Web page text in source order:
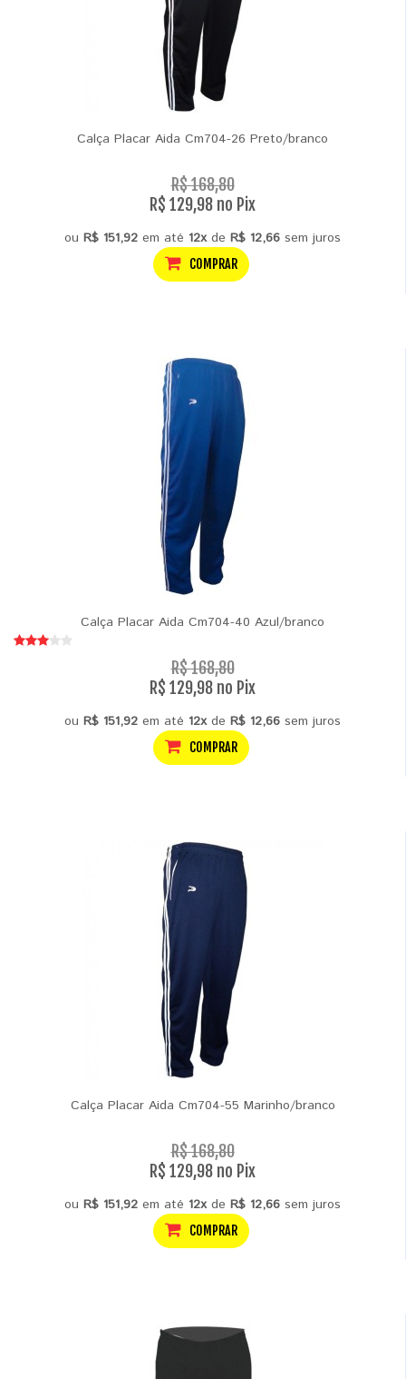
Calça Placar Aida Cm704-26 Preto/branco
R$ 168,80
R$ 129,98 no Pix
ou R$ 151,92 em até 12xde R$ 12,66 sem juros
COMPRAR
Calça Placar Aida Cm704-40 Azul/branco
R$ 168,80
R$ 129,98 no Pix
ou R$ 151,92 em até 12xde R$ 12,66 sem juros
COMPRAR
Calça Placar Aida Cm704-55 Marinho/branco
R$ 168,80
R$ 129,98 no Pix
ou R$ 151,92 em até 12xde R$ 12,66 sem juros
COMPRAR